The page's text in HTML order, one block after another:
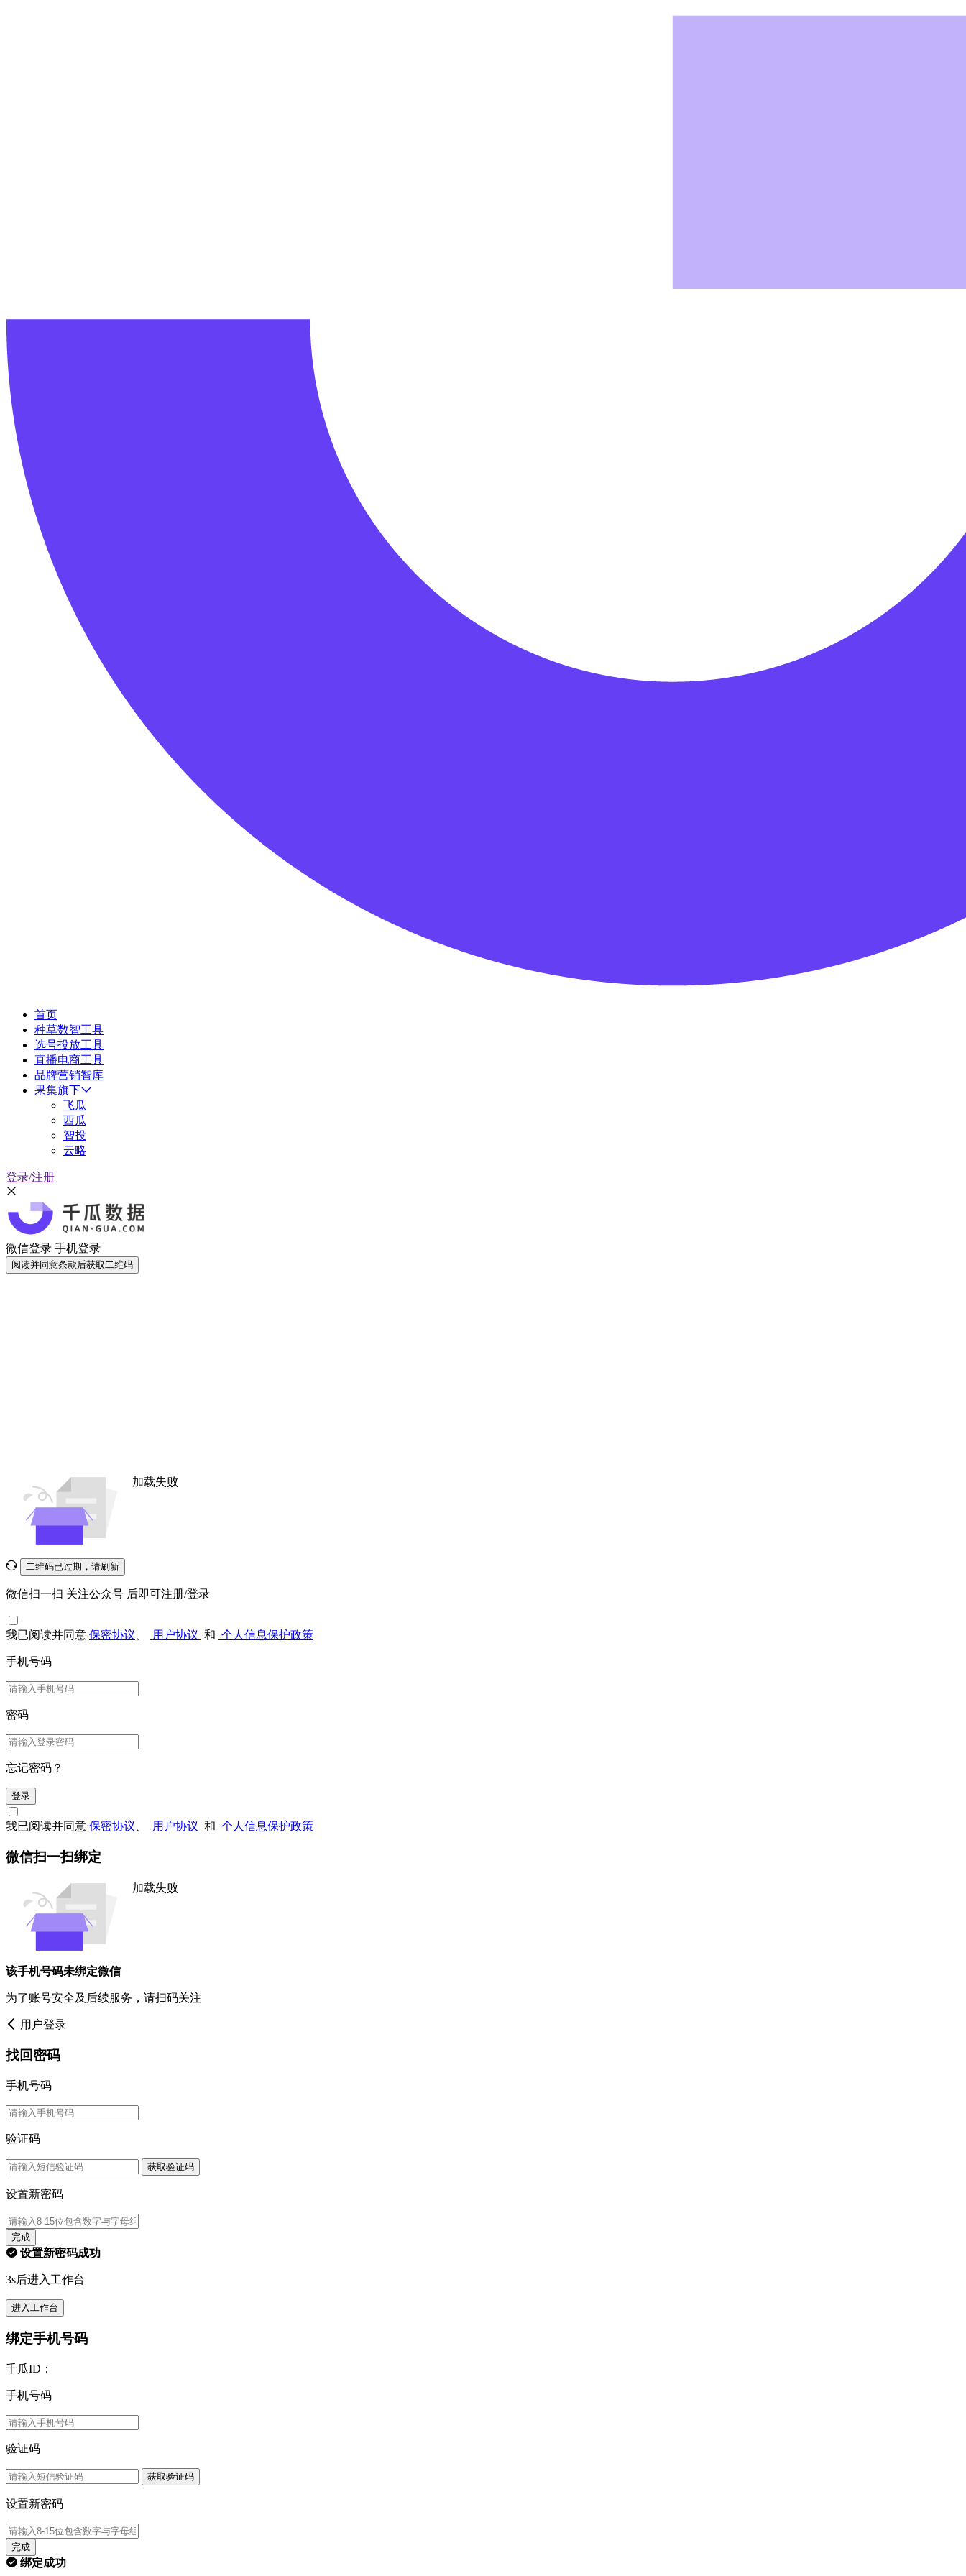
首页
种草数智工具
选号投放工具
直播电商工具
品牌营销智库
果集旗下
飞瓜
西瓜
智投
云略
登录/注册
微信登录 手机登录
阅读并同意条款后获取二维码
加载失败
二维码已过期，请刷新
微信扫一扫 关注公众号 后即可注册/登录
我已阅读并同意 保密协议 用户协议 和 个人信息保护政策
手机号码
密码
忘记密码？
登录
我已阅读并同意 保密协议 用户协议 和 个人信息保护政策
微信扫一扫绑定
加载失败
该手机号码未绑定微信
为了账号安全及后续服务，请扫码关注
用户登录
找回密码
手机号码
验证码
获取验证码
设置新密码
完成
设置新密码成功
3s后进入工作台
进入工作台
绑定手机号码
千瓜ID：
手机号码
验证码
获取验证码
设置新密码
完成
绑定成功